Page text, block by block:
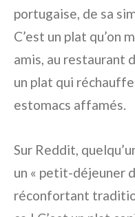
portugaise, de sa
C’est un plat qu’on
amis, au restaurant
un plat qui
estomacs affamés.
Sur Reddit,
un « petit-déjeuner
réconfortant